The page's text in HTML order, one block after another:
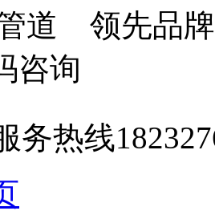
道 领先品
咨询
务热线